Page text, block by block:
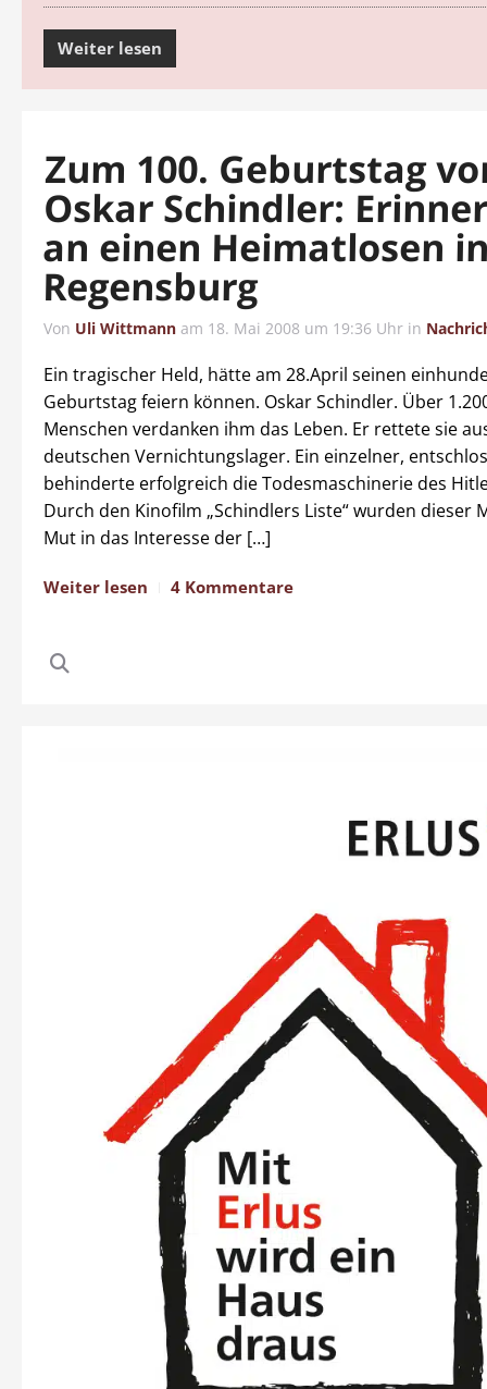
Weiter lesen
Zum 100. Geburtstag
Oskar Schindler:
an einen Heimatlosen
Regensburg
Von Uli Wittmann am 18. Mai 2008 um 19:36 Uhr in
Ein tragischer Held, hätte am 28.April seinen
Geburtstag feiern können. Oskar Schindler. Über
Menschen verdanken ihm das Leben. Er rettete sie
deutschen Vernichtungslager. Ein einzelner,
behinderte erfolgreich die Todesmaschinerie des
Durch den Kinofilm „Schindlers Liste“ wurden dieser
Mut in das Interesse der […]
Weiter lesen 4 Kommentare